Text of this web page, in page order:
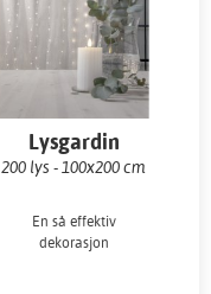
Lysgardin
200 lys - 100x200 cm
En så effektiv
dekorasjon